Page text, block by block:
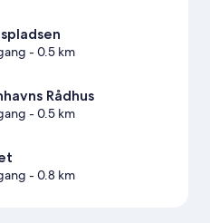
- 0.5 km
Rådhus
- 0.5 km
- 0.8 km